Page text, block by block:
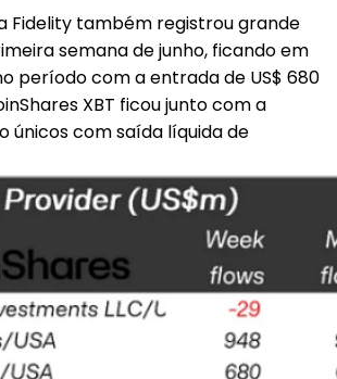
Fidelity também registrou grande
semana de junho, ficando em
período com a entrada de US$ 680
XBT ficou junto com a
únicos com saída líquida de